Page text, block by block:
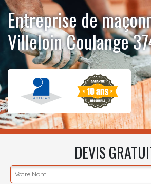
Entreprise de
Villeloin Coulange
DEVIS